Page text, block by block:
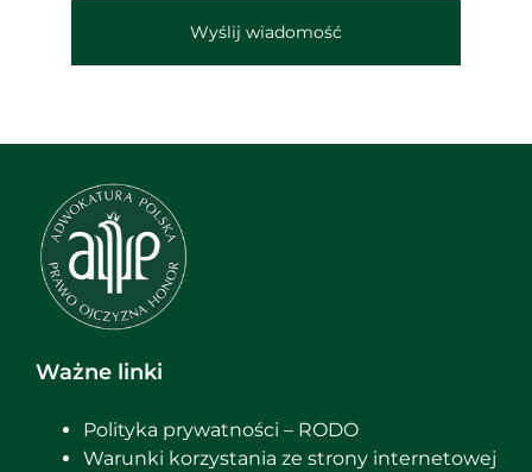
Wyślij wiadomość
Ważne linki
Polityka prywatności – RODO
Warunki korzystania ze strony internetowej